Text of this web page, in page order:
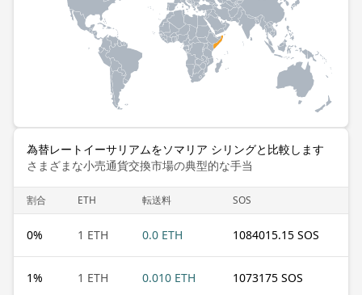
為替レートイーサリアムをソマリア シリングと比較します
さまざまな小売通貨交換市場の典型的な手当
割合 ETH 転送料 SOS
0% 1 ETH 0.0 ETH 1084015.15 SOS
1% 1 ETH 0.010 ETH 1073175 SOS